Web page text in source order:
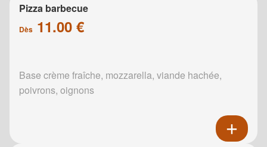
Pizza barbecue
Dès 11.00 €
Base crème fraîche, mozzarella, viande hachée,
poivrons, oignons